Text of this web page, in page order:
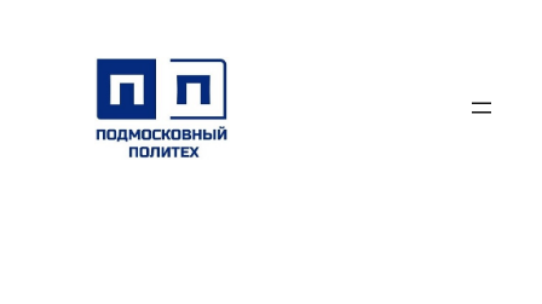
содержимому